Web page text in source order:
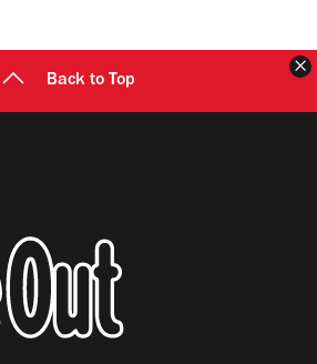
Back to Top